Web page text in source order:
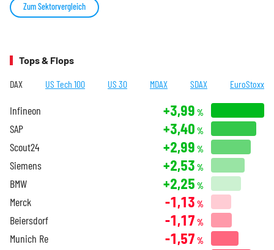
Zum Sektorvergleich
Tops & Flops
DAX US Tech 100 US 30 MDAX SDAX EuroStoxx
Infineon +3,99 %
SAP +3,40 %
Scout24 +2,99 %
Siemens +2,53 %
BMW +2,25 %
Merck -1,13 %
Beiersdorf -1,17 %
Munich Re -1,57 %